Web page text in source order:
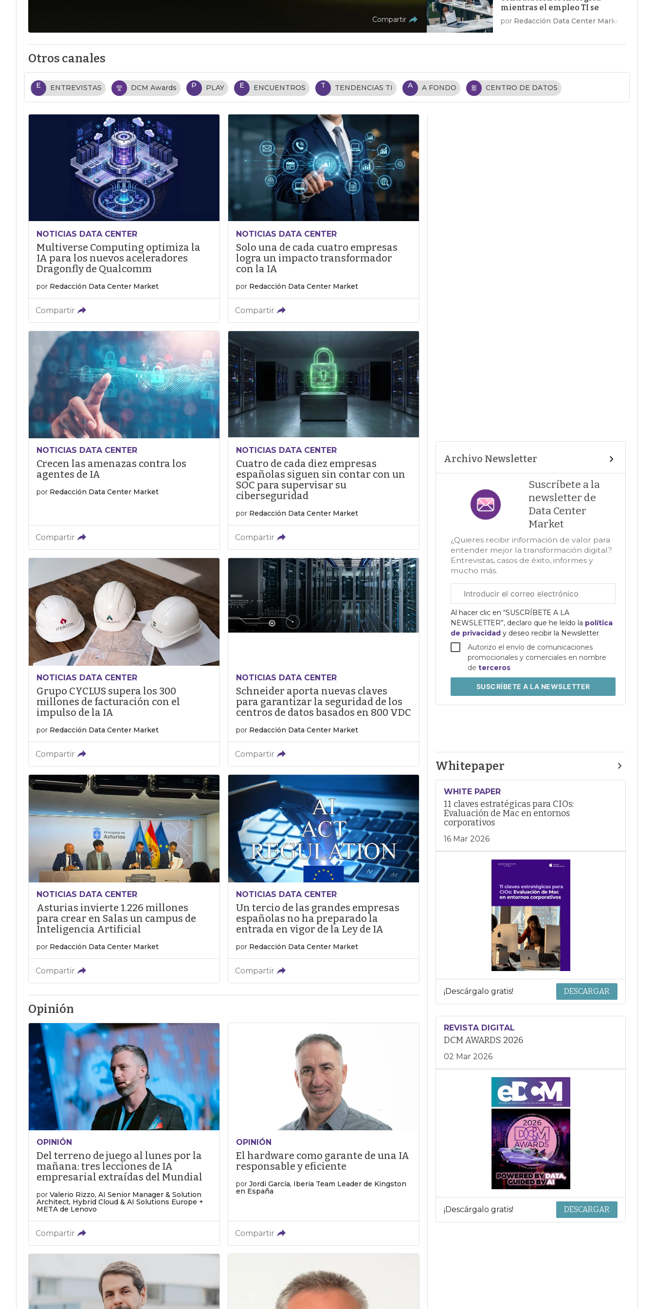
Compartir
mientras el empleo TI se
recupera en EE.UU.
por Redacción Data Center Market
Otros canales
E ENTREVISTAS DCM Awards P PLAY E ENCUENTROS T TENDENCIAS TI A A FONDO CENTRO DE DATOS
NOTICIAS DATA CENTER
Multiverse Computing optimiza la
IA para los nuevos aceleradores
Dragonfly de Qualcomm
por Redacción Data Center Market
Compartir
NOTICIAS DATA CENTER
Solo una de cada cuatro empresas
logra un impacto transformador
con la IA
por Redacción Data Center Market
Compartir
NOTICIAS DATA CENTER
Crecen las amenazas contra los
agentes de IA
por Redacción Data Center Market
Compartir
NOTICIAS DATA CENTER
Cuatro de cada diez empresas
españolas siguen sin contar con un
SOC para supervisar su
ciberseguridad
por Redacción Data Center Market
Compartir
NOTICIAS DATA CENTER
Grupo CYCLUS supera los 300
millones de facturación con el
impulso de la IA
por Redacción Data Center Market
Compartir
NOTICIAS DATA CENTER
Schneider aporta nuevas claves
para garantizar la seguridad de los
centros de datos basados en 800 VDC
por Redacción Data Center Market
Compartir
NOTICIAS DATA CENTER
Asturias invierte 1.226 millones
para crear en Salas un campus de
Inteligencia Artificial
por Redacción Data Center Market
Compartir
NOTICIAS DATA CENTER
Un tercio de las grandes empresas
españolas no ha preparado la
entrada en vigor de la Ley de IA
por Redacción Data Center Market
Compartir
Opinión
OPINIÓN
Del terreno de juego al lunes por la
mañana: tres lecciones de IA
empresarial extraídas del Mundial
por Valerio Rizzo, AI Senior Manager & Solution
Architect, Hybrid Cloud & AI Solutions Europe +
META de Lenovo
Compartir
OPINIÓN
El hardware como garante de una IA
responsable y eficiente
por Jordi García, Iberia Team Leader de Kingston
en España
Compartir
Archivo Newsletter
Suscríbete a la
newsletter de
Data Center
Market
¿Quieres recibir información de valor para
entender mejor la transformación digital?
Entrevistas, casos de éxito, informes y
mucho más.
electrónico
corporativo
Al hacer clic en “SUSCRÍBETE A LA
NEWSLETTER”, declaro que he leído la política
de privacidady deseo recibir la Newsletter
Autorizo el envío de comunicaciones
promocionales y comerciales en nombre
deterceros
SUSCRÍBETEA LA NEWSLETTER
Whitepaper
WHITE PAPER
11 claves estratégicas para CIOs:
Evaluación de Mac en entornos
corporativos
16 Mar 2026
¡Descárgalo gratis! DESCARGAR
REVISTA DIGITAL
DCM AWARDS 2026
02 Mar 2026
¡Descárgalo gratis! DESCARGAR